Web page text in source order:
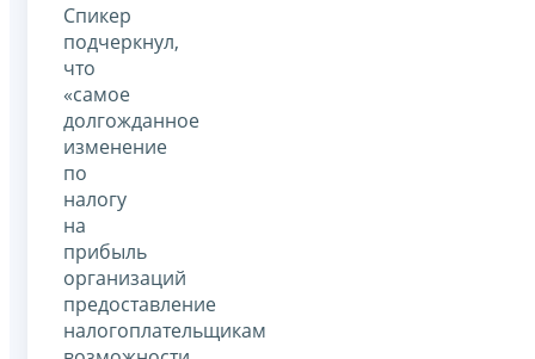
Спикер
подчеркнул,
что
«самое
долгожданное
изменение
по
налогу
на
прибыль
организаций
предоставление
налогоплательщикам